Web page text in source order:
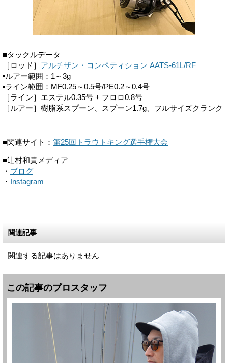
■タックルデータ
［ロッド］ アルチザン・コンペティション AATS-61L/RF
▪ルアー範囲：1～3g
▪ライン範囲：MF0.25～0.5号/PE0.2～0.4号
［ライン］エステル0.35号 + フロロ0.8号
［ルアー］樹脂系スプーン、スプーン1.7g、フルサイズクランク
■関連サイト： 第25回トラウトキング選手権大会
■辻村和貴メディア
・ ブログ
・ Instagram
関連記事
関連する記事はありません
この記事のプロスタッフ